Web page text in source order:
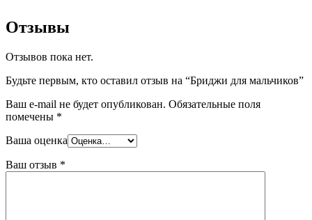
Отзывы
Отзывов пока нет.
Будьте первым, кто оставил отзыв на “Бриджи для мальчиков”
Ваш e-mail не будет опубликован. Обязательные поля
помечены *
Ваша оценка
Ваш отзыв *